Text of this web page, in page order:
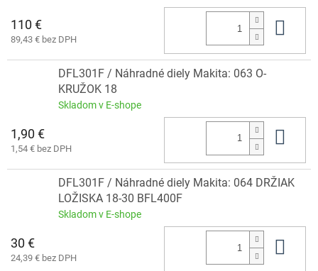
110 €
89,43 € bez DPH
DFL301F / Náhradné diely Makita: 063 O-
KRUŽOK 18
Skladom v E-shope
1,90 €
1,54 € bez DPH
DFL301F / Náhradné diely Makita: 064 DRŽIAK
LOŽISKA 18-30 BFL400F
Skladom v E-shope
30 €
24,39 € bez DPH